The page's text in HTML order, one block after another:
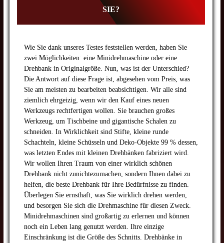
IE?
Wie Sie dank unseres Testes feststellen werden, haben Sie
zwei Möglichkeiten: eine Minidrehmaschine oder eine
Drehbank in Originalgröße. Nun, was ist der Unterschied?
Die Antwort auf diese Frage ist, abgesehen vom Preis, was
Sie am meisten zu bearbeiten beabsichtigen. Wir alle sind
ziemlich ehrgeizig, wenn wir den Kauf eines neuen
Werkzeugs rechtfertigen wollen. Sie brauchen großes
Werkzeug, um Tischbeine und gigantische Schalen zu
schneiden. In Wirklichkeit sind Stifte, kleine runde
Schachteln, kleine Schüsseln und Deko-Objekte 99 % dessen,
was letzten Endes mit kleinen Drehbänken fabriziert wird.
Wir wollen Ihren Traum von einer wirklich schönen
Drehbank nicht zunichtezumachen, sondern Ihnen dabei zu
helfen, die beste Drehbank für Ihre Bedürfnisse zu finden.
Überlegen Sie ernsthaft, was Sie wirklich drehen werden,
und besorgen Sie sich die Drehmaschine für diesen Zweck.
Minidrehmaschinen sind großartig zu erlernen und können
noch ein Leben lang genutzt werden. Ihre einzige
Einschränkung ist die Größe des Schnitts. Drehbänke in